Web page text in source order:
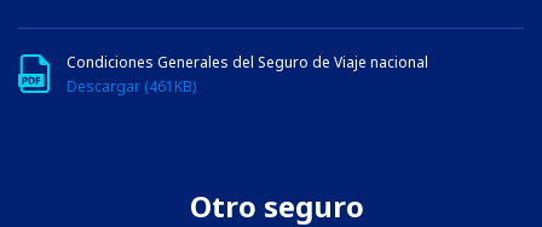
Condiciones Generales del Seguro de Viaje nacional
Descargar (461KB)
Otro seguro